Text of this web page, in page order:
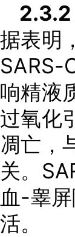
2.3.2
据表明
SARS-
响精液
过氧化
凋亡，
关。
血-睾
活。